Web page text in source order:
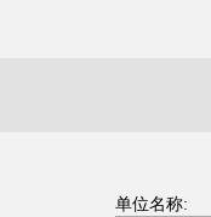
单位名称: